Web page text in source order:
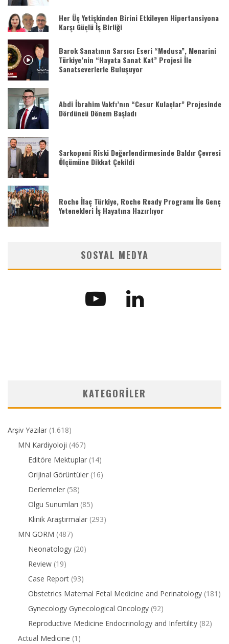
Her Üç Yetişkinden Birini Etkileyen Hipertansiyona
Karşı Güçlü İş Birliği
Barok Sanatının Sarsıcı Eseri “Medusa”, Menarini
Türkiye’nin “Hayata Sanat Kat” Projesi İle
Sanatseverlerle Buluşuyor
Abdi İbrahim Vakfı’nın “Cesur Kulaçlar” Projesinde
Dördüncü Dönem Başladı
Sarkopeni Riski Değerlendirmesinde Baldır Çevresi
Ölçümüne Dikkat Çekildi
Roche İlaç Türkiye, Roche Ready Programı İle Genç
Yetenekleri İş Hayatına Hazırlıyor
SOSYAL MEDYA
KATEGORILER
Arşiv Yazılar (1.618)
MN Kardiyoloji (467)
Editöre Mektuplar (14)
Orijinal Görüntüler (16)
Derlemeler (58)
Olgu Sunumları (85)
Klinik Araştırmalar (293)
MN GORM (487)
Neonatology (20)
Review (19)
Case Report (93)
Obstetrics Maternal Fetal Medicine and Perinatology (181)
Gynecology Gynecological Oncology (92)
Reproductive Medicine Endocrinology and Infertility (82)
Actual Medicine (1)